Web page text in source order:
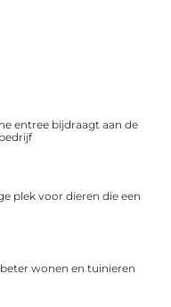
entree bijdraagt aan de
plek voor dieren die een
wonen en tuinieren